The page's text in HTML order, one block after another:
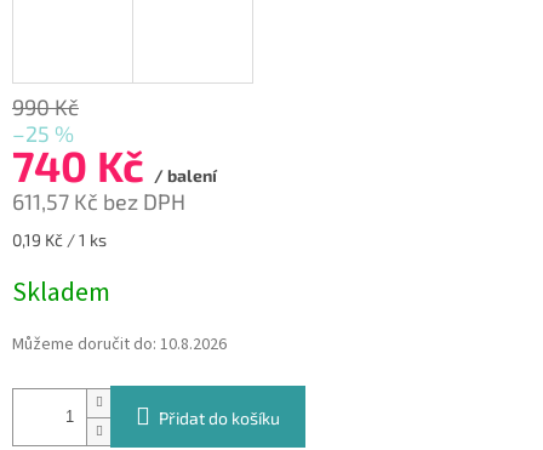
990 Kč
–25 %
740 Kč / balení
611,57 Kč bez DPH
Měrná
0,19 Kč / 1 ks
Skladem
Můžeme doručit do: 10.8.2026
Přidat do košíku